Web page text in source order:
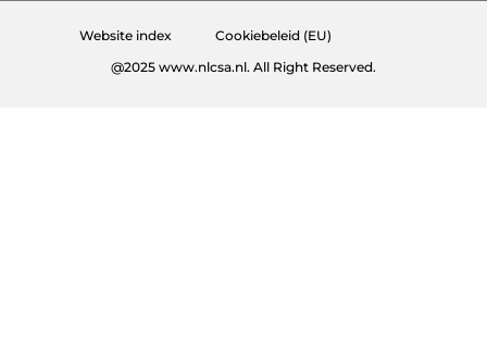
Website index
Cookiebeleid (EU)
@2025 www.nlcsa.nl. All Right Reserved.